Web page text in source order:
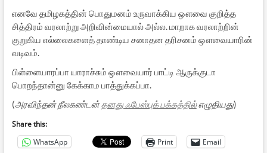
எனவே தமிழகத்தின் பொதுமனம் உருவாக்கிய ஔவை குறித்த
சித்திரம் வரலாற்று அறிவின்மையால் அல்ல. மாறாக வரலாற்றின்
குறுகிய எல்லைகளைத் தாண்டிய சனாதன தரிசனம் ஔவையாரின்
வடிவம்.
பிள்ளையாரப்பா யாராச்சும் ஔவையார் பாட்டி ஆருக்குடா
பொறந்தான்னு கேக்காம பாத்துக்கப்பா.
(அரவிந்தன் நீலகண்டன்தனது ஃபேஸ்புக் பக்கத்தில்எழுதியது)
Share this:
WhatsApp
Print Email